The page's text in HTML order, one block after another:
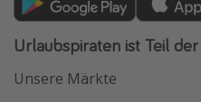
Urlaubspiraten ist Teil
Unsere Märkte